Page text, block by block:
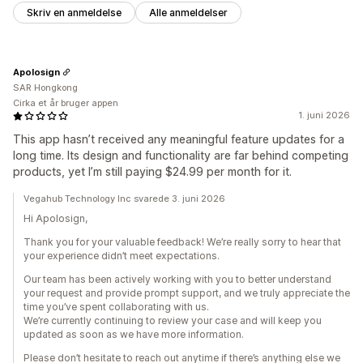
Skriv en anmeldelse Alle anmeldelser
1. juni 2026
This app hasn’t received any meaningful feature updates for a
long time. Its design and functionality are far behind competing
products, yet I’m still paying $24.99 per month for it.
Apolosign
SAR Hongkong
Cirka et år bruger appen
Vegahub Technology Inc svarede 3. juni 2026
Hi Apolosign,
Thank you for your valuable feedback! We’re really sorry to hear that
your experience didn’t meet expectations.
Our team has been actively working with you to better understand
your request and provide prompt support, and we truly appreciate the
time you’ve spent collaborating with us.
We’re currently continuing to review your case and will keep you
updated as soon as we have more information.
Please don’t hesitate to reach out anytime if there’s anything else we